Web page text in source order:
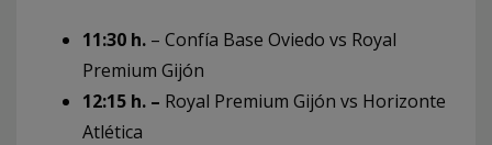
11:30 h. – Confía Base Oviedo vs Royal
Premium Gijón
12:15 h. – Royal Premium Gijón vs Horizonte
Atlética